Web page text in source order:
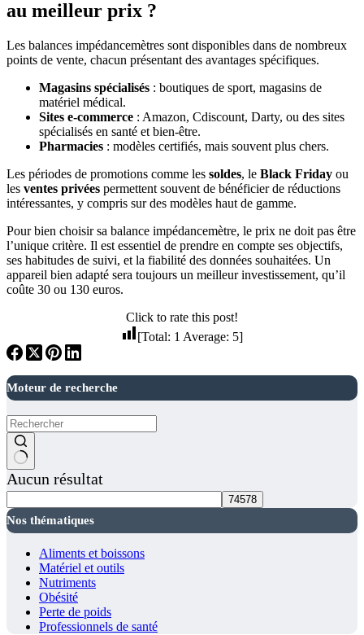
au meilleur prix ?
Les balances impédancemètres sont disponibles dans de nombreux
points de vente, chacun présentant des avantages spécifiques.
Magasins spécialisés : boutiques de sport, magasins de
matériel médical.
Sites e-commerce : Amazon, Cdiscount, Darty, ou des sites
spécialisés en santé et bien-être.
Pharmacies : modèles certifiés, mais souvent plus chers.
Les périodes de promotions comme les soldes, le Black Friday ou
les ventes privées permettent souvent de bénéficier de réductions
intéressantes, y compris sur des modèles haut de gamme.
Pour bien choisir sa balance impédancemètre, le prix ne doit pas être
l’unique critère. Il est essentiel de prendre en compte ses objectifs,
ses habitudes de suivi, et la fiabilité des données souhaitées. Un
appareil bien adapté sera toujours un meilleur investissement, qu’il
coûte 30 ou 130 euros.
Click to rate this post!
[Total: 1 Average: 5]
Moteur de recherche
Aucun résultat
Nos thématiques
Aliments et boissons
Matériel et outils
Nutriments
Obésité
Perte de poids
Professionnels de santé